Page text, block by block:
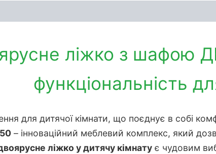
ліжко з шафою
функціональність
для дитячої кімнати, що поєднує в собі
– інноваційний меблевий комплекс, який
ліжко у дитячу кімнату є чудовим